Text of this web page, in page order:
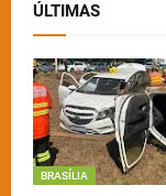
ÚLTIMAS
BRASÍLIA